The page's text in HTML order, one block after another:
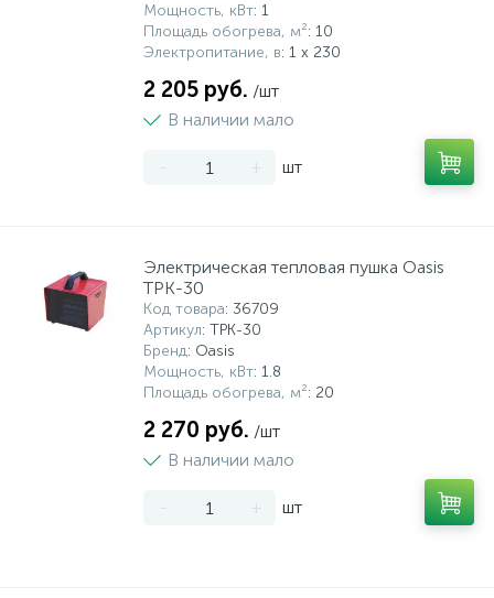
Мощность, кВт: 1
Площадь обогрева, м²: 10
Электропитание, в: 1 x 230
2 205 руб. /шт
В наличии мало
- + шт
Электрическая тепловая пушка Oasis
TPK-30
Код товара: 36709
Артикул: TPK-30
Бренд: Oasis
Мощность, кВт: 1.8
Площадь обогрева, м²: 20
2 270 руб. /шт
В наличии мало
- + шт